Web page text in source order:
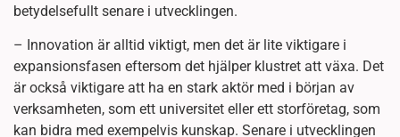
betydelsefullt senare i utvecklingen.
– Innovation är alltid viktigt, men det är lite viktigare i
expansionsfasen eftersom det hjälper klustret att växa. Det
är också viktigare att ha en stark aktör med i början av
verksamheten, som ett universitet eller ett storföretag, som
kan bidra med exempelvis kunskap. Senare i utvecklingen